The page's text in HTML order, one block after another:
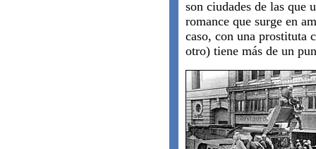
son ciudades de las que
romance que surge en
caso, con una prostituta
otro) tiene más de un